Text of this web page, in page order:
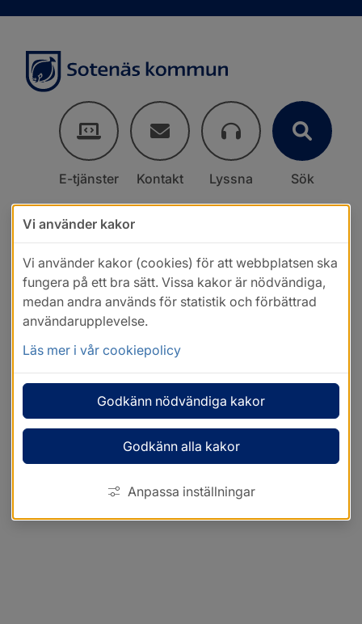
E-tjänster Kontakt Lyssna Sök
Vi använder kakor
Vi använder kakor (cookies) för att webbplatsen ska
fungera på ett bra sätt. Vissa kakor är nödvändiga,
medan andra används för statistik och förbättrad
användarupplevelse.
Läs mer i vår cookiepolicy
Godkänn nödvändiga kakor
Godkänn alla kakor
Anpassa inställningar